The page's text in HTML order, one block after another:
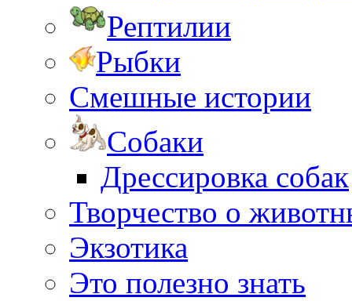
Рептилии
Рыбки
Смешные истории
Собаки
Дрессировка собак
Творчество о
Экзотика
Это полезно знать